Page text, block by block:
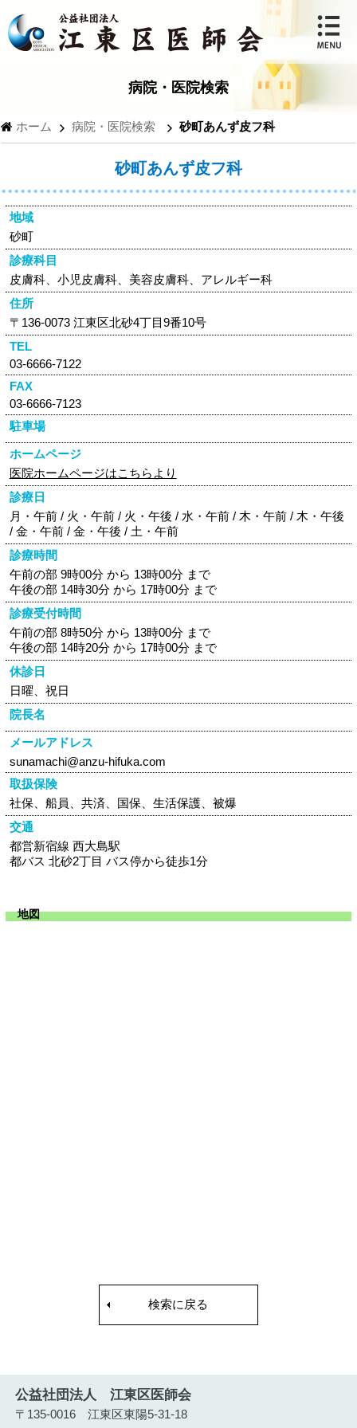
病院・医院検索
ホーム 病院・医院検索 砂町あんず皮フ科
砂町あんず皮フ科
地域
砂町
診療科目
皮膚科、小児皮膚科、美容皮膚科、アレルギー科
住所
〒136-0073 江東区北砂4丁目9番10号
TEL
03-6666-7122
FAX
03-6666-7123
駐車場
ホームページ
医院ホームページはこちらより
診療日
月・午前 / 火・午前 / 火・午後 / 水・午前 / 木・午前 / 木・午後
/ 金・午前 / 金・午後 / 土・午前
診療時間
午前の部 9時00分 から 13時00分 まで
午後の部 14時30分 から 17時00分 まで
診療受付時間
午前の部 8時50分 から 13時00分 まで
午後の部 14時20分 から 17時00分 まで
休診日
日曜、祝日
院長名
メールアドレス
sunamachi@anzu-hifuka.com
取扱保険
社保、船員、共済、国保、生活保護、被爆
交通
都営新宿線 西大島駅
都バス 北砂2丁目 バス停から徒歩1分
地図
検索に戻る
公益社団法人 江東区医師会
〒135-0016 江東区東陽5-31-18